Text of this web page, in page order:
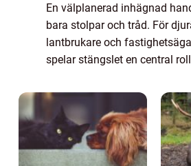
En välplanerad inhägnad
bara stolpar och tråd. För
lantbrukare och
spelar stängslet en central
Klimatet med kalla vintrar,